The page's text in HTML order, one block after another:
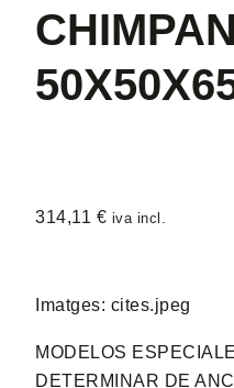
314,11 € iva incl.
Imatges: cites.jpeg
MODELOS
DETERMINAR DE